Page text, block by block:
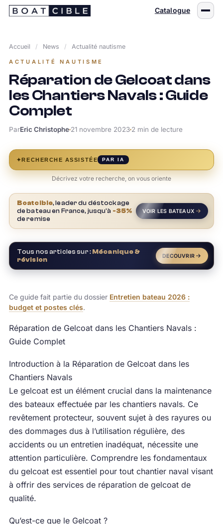
Passer
Catalogue
Accueil / News / Actualité nautisme
ACTUALITÉ NAUTISME
Réparation de Gelcoat dans
les Chantiers Navals : Guide
Complet
ParEric Christophe21 novembre 20232 min de lecture
✦RECHERCHE ASSISTÉE PAR IA
Décrivez votre recherche, on vous oriente
Boatcible, leader du déstockage
de bateau en France, jusqu'à -35%
de remise
VOIR LES BATEAUX
Tous nos articles sur : Mécanique &
révision
DECOUVRIR
Ce guide fait partie du dossier Entretien bateau 2026 :
budget et postes clés.
Réparation de Gelcoat dans les Chantiers Navals :
Guide Complet
Introduction à la Réparation de Gelcoat dans les
Chantiers Navals
Le gelcoat est un élément crucial dans la maintenance
des bateaux effectuée par les chantiers navals. Ce
revêtement protecteur, souvent sujet à des rayures ou
des dommages dus à l’utilisation régulière, des
accidents ou un entretien inadéquat, nécessite une
attention particulière. Comprendre les fondamentaux
du gelcoat est essentiel pour tout chantier naval visant
à offrir des services de réparation de gelcoat de
qualité.
Qu’est-ce que le Gelcoat ?